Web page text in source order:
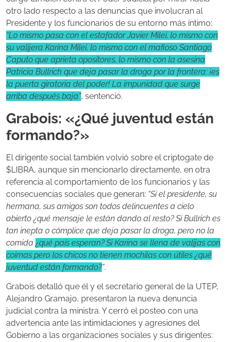
otro lado respecto a las denuncias que involucran al
Presidente y los funcionarios de su entorno más íntimo:
“Lo mismo pasa con el estafador Javier Milei, lo mismo con
su valijera Karina Milei, lo mismo con el mafioso Santiago
Caputo que aprieta opositores, lo mismo con la asesina
Patricia Bullrich que deja pasar la droga por la frontera: ¡es
la puerta giratoria del poder! La impunidad que surge
arriba después baja”, sentenció.
Grabois: «¿Qué juventud están
formando?»
El dirigente social también volvió sobre el criptogate de
$LIBRA, aunque sin mencionarlo directamente, en otra
referencia al comportamiento de los funcionarios y las
consecuencias sociales que generan: “Si el presidente, su
hermana, sus amigos son todos delincuentes a cielo
abierto ¿qué mensaje le están dando al resto? Si Bullrich es
tan inepta o cómplice que deja pasar la droga, pero no la
comida ¿qué país esperan? Si Karina se llena de valijas con
coimas pero los chicos no tienen mochilas con útiles ¿qué
juventud están formando?”.
Grabois detalló que él y el secretario general de la UTEP,
Alejandro Gramajo, presentaron la nueva denuncia
judicial contra la ministra. Y cerró el posteo con una
advertencia ante las intimidaciones y agresiones del
Gobierno a las organizaciones sociales y sus dirigentes: